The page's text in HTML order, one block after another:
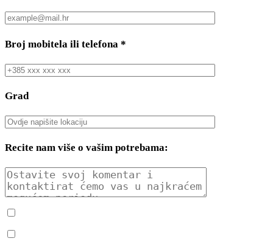
Broj mobitela ili telefona *
Grad
Recite nam više o vašim potrebama: